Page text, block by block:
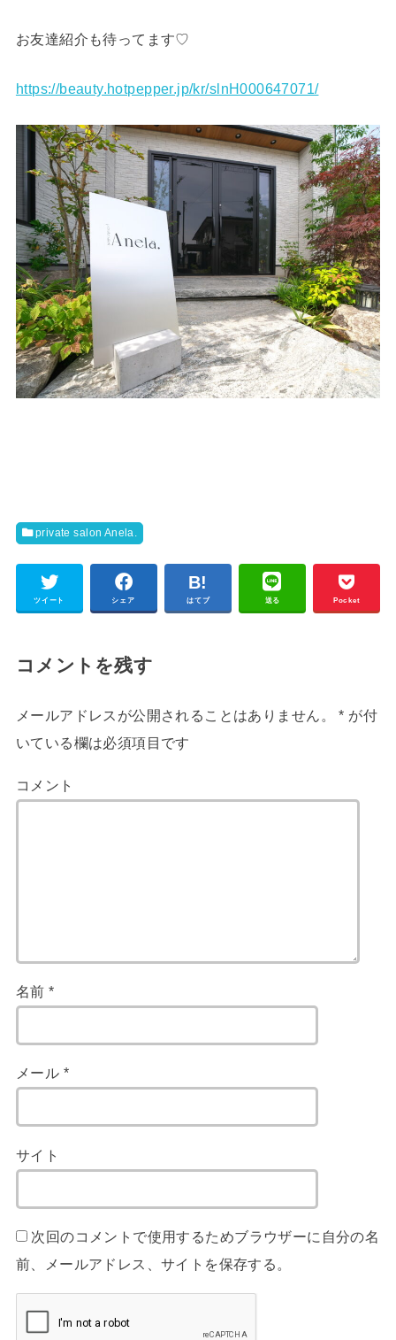
お友達紹介も待ってます♡
https://beauty.hotpepper.jp/kr/slnH000647071/
private salon Anela.
ツイート シェア はてブ 送る Pocket
コメントを残す
メールアドレスが公開されることはありません。 * が付
いている欄は必須項目です
コメント
名前*
メール *
サイト
次回のコメントで使用するためブラウザーに自分の名
前、メールアドレス、サイトを保存する。